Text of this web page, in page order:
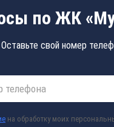
по ЖК
Оставьте свой номер
на обработку моих